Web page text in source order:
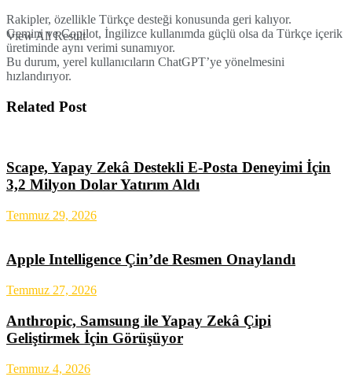
View All Result
Rakipler, özellikle Türkçe desteği konusunda geri kalıyor.
Gemini ve Copilot, İngilizce kullanımda güçlü olsa da Türkçe içerik
üretiminde aynı verimi sunamıyor.
Bu durum, yerel kullanıcıların ChatGPT’ye yönelmesini
hızlandırıyor.
Related Post
Scape, Yapay Zekâ Destekli E-Posta Deneyimi İçin
3,2 Milyon Dolar Yatırım Aldı
Temmuz 29, 2026
Apple Intelligence Çin’de Resmen Onaylandı
Temmuz 27, 2026
Anthropic, Samsung ile Yapay Zekâ Çipi
Geliştirmek İçin Görüşüyor
Temmuz 4, 2026